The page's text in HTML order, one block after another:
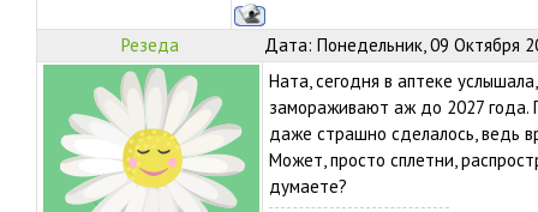
Резеда Дата: Понедельник, 09 Октября
Ната, сегодня в аптеке
замораживают аж до 2027 года.
даже страшно сделалось, ведь
Может, просто сплетни,
думаете?